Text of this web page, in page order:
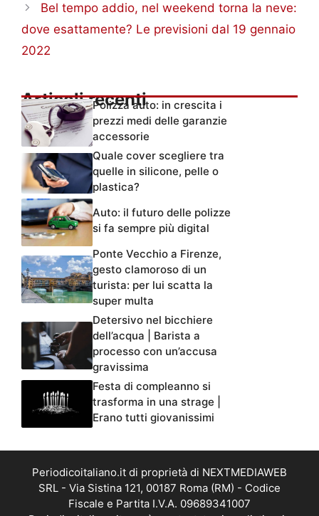
Bel tempo addio, nel weekend torna la neve:
dove esattamente? Le previsioni dal 19 gennaio
2022
Articoli recentiPolizza auto: in crescita i
prezzi medi delle garanzie
accessorie
Quale cover scegliere tra
quelle in silicone, pelle o
plastica?
Auto: il futuro delle polizze
si fa sempre più digital
Ponte Vecchio a Firenze,
gesto clamoroso di un
turista: per lui scatta la
super multa
Detersivo nel bicchiere
dell’acqua | Barista a
processo con un’accusa
gravissima
Festa di compleanno si
trasforma in una strage |
Erano tutti giovanissimi
Periodicoitaliano.it di proprietà di NEXTMEDIAWEB
SRL - Via Sistina 121, 00187 Roma (RM) - Codice
Fiscale e Partita I.V.A. 09689341007